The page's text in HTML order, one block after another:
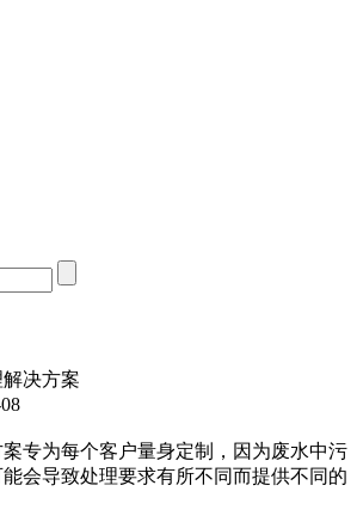
决方案
为每个客户量身定制，因为废水中污
会导致处理要求有所不同而提供不同的